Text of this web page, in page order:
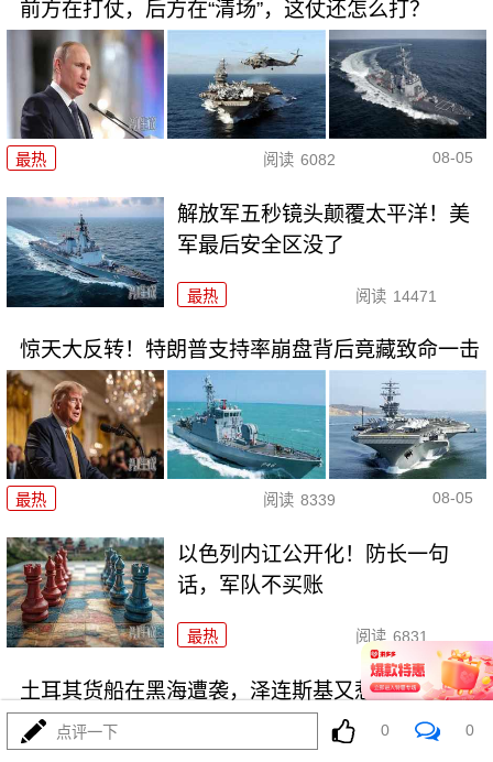
前方在打仗，后方在“清场”，这仗还怎么打？
最热 阅读 6082 08-05
解放军五秒镜头颠覆太平洋！美
军最后安全区没了
最热 阅读 14471
惊天大反转！特朗普支持率崩盘背后竟藏致命一击
最热 阅读 8339 08-05
以色列内讧公开化！防长一句
话，军队不买账
最热 阅读 6831
土耳其货船在黑海遭袭，泽连斯基又惹了大麻烦
点评一下 0 0